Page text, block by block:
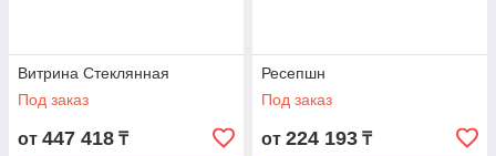
Витрина Стеклянная
Под заказ
от 447 418 ₸
Ресепшн
Под заказ
от 224 193 ₸